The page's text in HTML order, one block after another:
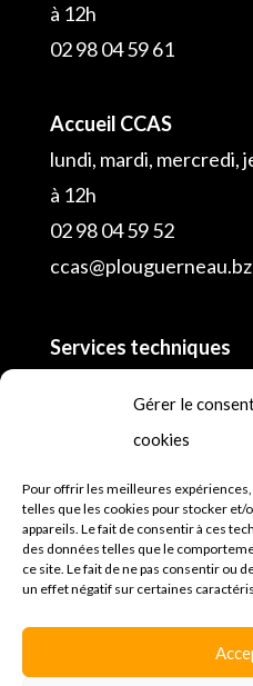
Gérer le
cookies
Pour offrir les meilleures
telles que les cookies pour stocker et/
appareils. Le fait de consentir à ces
des données telles que le
ce site. Le fait de ne pas consentir ou
un effet négatif sur certaines
à 12h
02 98 04 59 61
Accueil CCAS
lundi, mardi, mercredi,
à 12h
02 98 04 59 52
Services techniques
lundi, mardi, mercredi,
à 12h30 et de 13h30 à
02 98 45 64 81
Politique de